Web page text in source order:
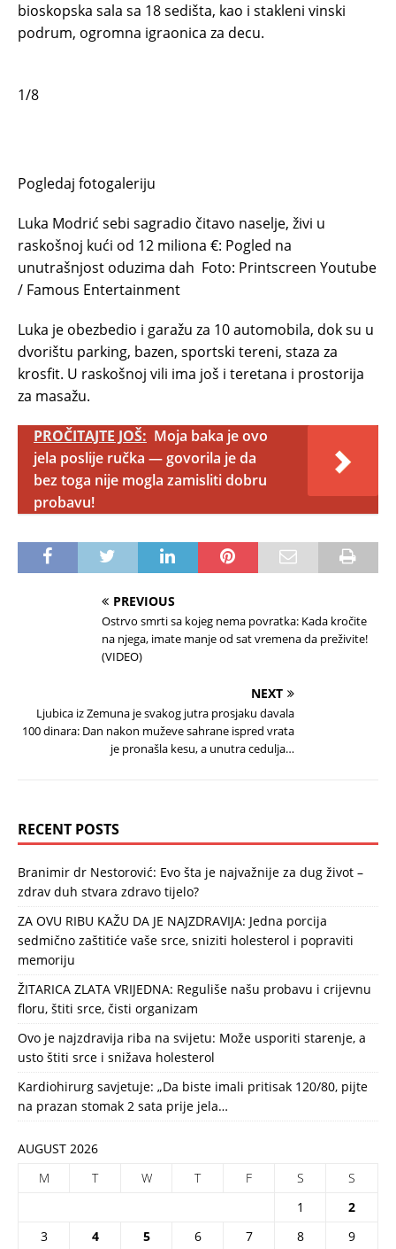
bioskopska sala sa 18 sedišta, kao i stakleni vinski
podrum, ogromna igraonica za decu.
1/8
Pogledaj fotogaleriju
Luka Modrić sebi sagradio čitavo naselje, živi u
raskošnoj kući od 12 miliona €: Pogled na
unutrašnjost oduzima dah Foto: Printscreen Youtube
/ Famous Entertainment
Luka je obezbedio i garažu za 10 automobila, dok su u
dvorištu parking, bazen, sportski tereni, staza za
krosfit. U raskošnoj vili ima još i teretana i prostorija
za masažu.
PROČITAJTE JOŠ: Moja baka je ovo
jela poslije ručka — govorila je da
bez toga nije mogla zamisliti dobru
probavu!
PREVIOUS
Ostrvo smrti sa kojeg nema povratka: Kada kročite
na njega, imate manje od sat vremena da preživite!
(VIDEO)
NEXT
Ljubica iz Zemuna je svakog jutra prosjaku davala
100 dinara: Dan nakon muževe sahrane ispred vrata
je pronašla kesu, a unutra cedulja…
RECENT POSTS
Branimir dr Nestorović: Evo šta je najvažnije za dug život –
zdrav duh stvara zdravo tijelo?
ZA OVU RIBU KAŽU DA JE NAJZDRAVIJA: Jedna porcija
sedmično zaštitiće vaše srce, sniziti holesterol i popraviti
memoriju
ŽITARICA ZLATA VRIJEDNA: Reguliše našu probavu i crijevnu
floru, štiti srce, čisti organizam
Ovo je najzdravija riba na svijetu: Može usporiti starenje, a
usto štiti srce i snižava holesterol
Kardiohirurg savjetuje: „Da biste imali pritisak 120/80, pijte
na prazan stomak 2 sata prije jela…
AUGUST 2026
M
T W T F S
S
1
2
3
4 5 6 7 8 9